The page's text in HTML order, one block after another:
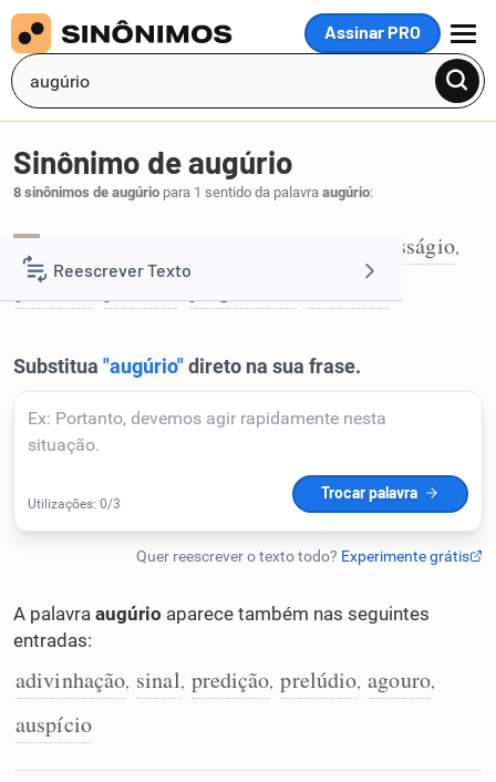
Assinar PRO
MENU
Reescrever Texto
Corrigir Texto
Detector de IA
Cata-letras
Caça-palavras
Sinônimo de augúrio
8 sinônimos de augúrio para 1 sentido da palavra augúrio:
presságio,
previsão
A palavra augúrio aparece também nas seguintes
entradas:
adivinhação, sinal, predição, prelúdio, agouro,
auspício